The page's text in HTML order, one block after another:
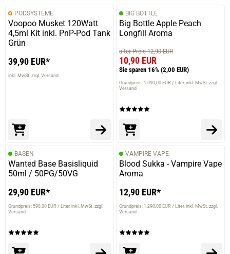
PODSYSTEME
Voopoo Musket 120Watt
4,5ml Kit inkl. PnP-Pod Tank
Grün
39,90 EUR*
inkl. MwSt. zzgl. Versand
BIG BOTTLE
Big Bottle Apple Peach
Longfill Aroma
alter Preis 12,90 EUR
10,90 EUR
Sie sparen 16% (2,00 EUR)
Grundpreis: 1.090,00 EUR / Liter inkl. MwSt. zzgl.
Versand
BASEN
Wanted Base Basisliquid
50ml / 50PG/50VG
29,90 EUR*
Grundpreis: 598,00 EUR / Liter inkl. MwSt. zzgl.
Versand
VAMPIRE VAPE
Blood Sukka - Vampire Vape
Aroma
12,90 EUR*
Grundpreis: 1.290,00 EUR / Liter inkl. MwSt. zzgl.
Versand